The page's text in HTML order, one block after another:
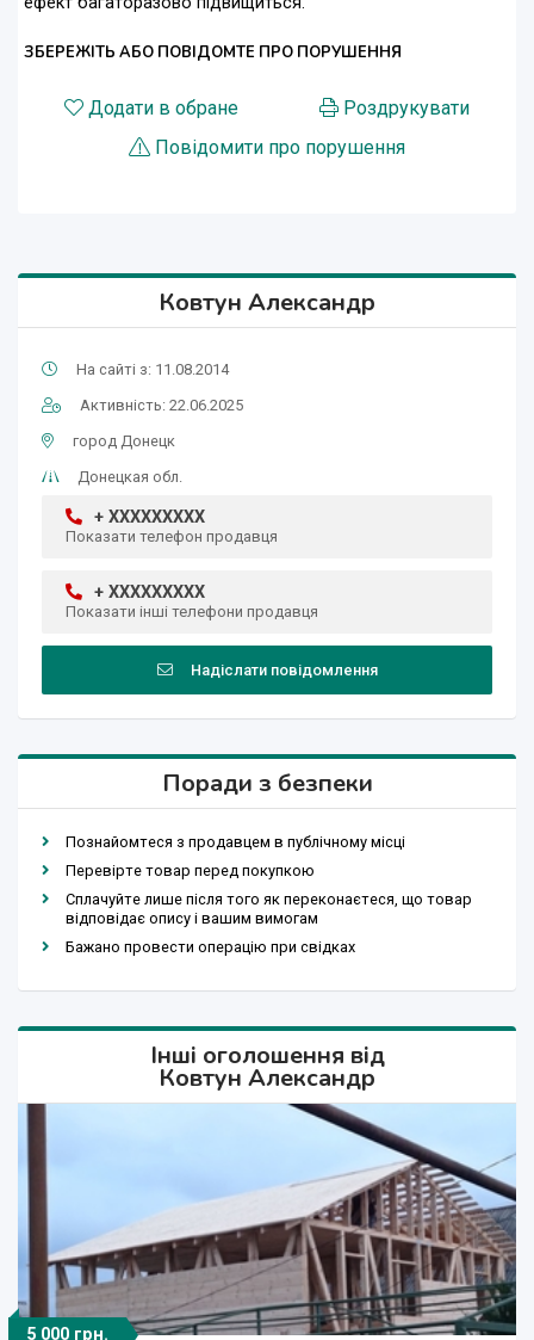
ЗБЕРЕЖІТЬ АБО ПОВІДОМТЕ ПРО ПОРУШЕННЯ
Додати в обране
Роздрукувати
Повідомити про порушення
Ковтун Александр
На сайті з: 11.08.2014
Активність: 22.06.2025
город Донецк
Донецкая обл.
+ XXXXXXXXX
Показати телефон продавця
+ XXXXXXXXX
Показати інші телефони продавця
Надіслати повідомлення
Поради з безпеки
Познайомтеся з продавцем в публічному місці
Перевірте товар перед покупкою
Сплачуйте лише після того як переконаєтеся, що товар
відповідає опису і вашим вимогам
Бажано провести операцію при свідках
Інші оголошення від
Ковтун Александр
5 000 грн.
5 000 грн.
3 500 грн.
5 000 грн. 5 000 грн.
5 000 грн.
15 000 грн.
10 000 грн.
5 000 грн.
5 000 грн.